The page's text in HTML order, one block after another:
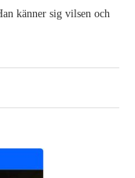
känner sig vilsen och